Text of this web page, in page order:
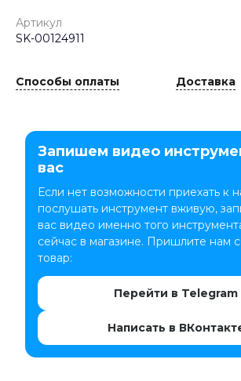
Артикул
SK-00124911
Способы оплаты Доставка
Запишем видео
вас
Если нет возможности приехать к
послушать инструмент вживую,
вас видео именно того
сейчас в магазине. Пришлите нам
товар:
Перейти в Telegram
Написать в